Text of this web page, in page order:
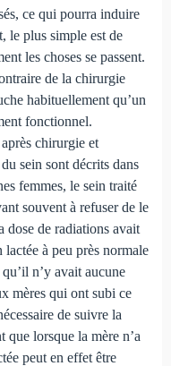
ce qui pourra induire
le plus simple est de
les choses se passent.
de la chirurgie
habituellement qu’un
fonctionnel.
chirurgie et
sein sont décrits dans
femmes, le sein traité
souvent à refuser de le
dose de radiations avait
à peu près normale
n’y avait aucune
mères qui ont subi ce
de suivre la
que lorsque la mère n’a
peut en effet être